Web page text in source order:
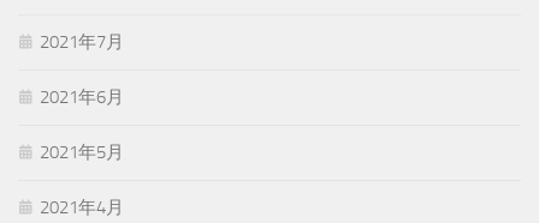
2021年7月
2021年6月
2021年5月
2021年4月